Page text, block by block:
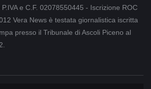
e C.F. 02078550445 - Iscrizione ROC
Vera News è testata giornalistica iscritta
presso il Tribunale di Ascoli Piceno al